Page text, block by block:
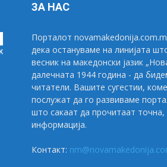
ЗА НАС
Порталот
дека остануваме на линијата
весник на македонски јазик
далечната 1944 година - да
читатели. Вашите сугестии,
послужат да го развиваме
што сакаат да прочитаат
информација.
Контакт: